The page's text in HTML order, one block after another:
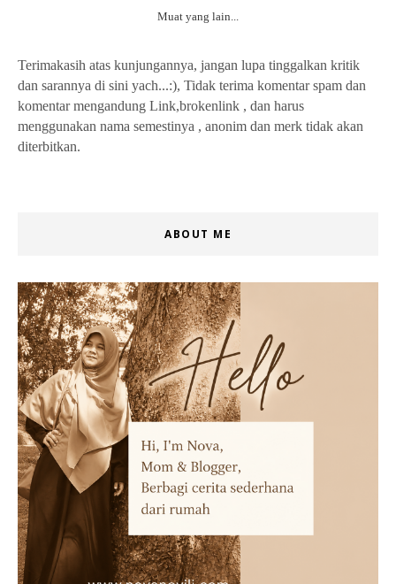
Muat yang lain...
Terimakasih atas kunjungannya, jangan lupa tinggalkan kritik
dan sarannya di sini yach...:), Tidak terima komentar spam dan
komentar mengandung Link,brokenlink , dan harus
menggunakan nama semestinya , anonim dan merk tidak akan
diterbitkan.
ABOUT ME